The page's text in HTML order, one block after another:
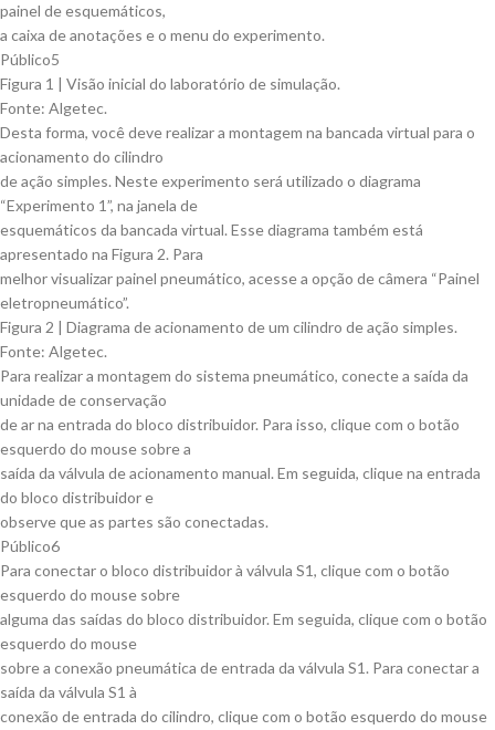
painel de esquemáticos,
a caixa de anotações e o menu do experimento.
Público5
Figura 1 | Visão inicial do laboratório de simulação.
Fonte: Algetec.
Desta forma, você deve realizar a montagem na bancada virtual para o
acionamento do cilindro
de ação simples. Neste experimento será utilizado o diagrama
“Experimento 1”, na janela de
esquemáticos da bancada virtual. Esse diagrama também está
apresentado na Figura 2. Para
melhor visualizar painel pneumático, acesse a opção de câmera “Painel
eletropneumático”.
Figura 2 | Diagrama de acionamento de um cilindro de ação simples.
Fonte: Algetec.
Para realizar a montagem do sistema pneumático, conecte a saída da
unidade de conservação
de ar na entrada do bloco distribuidor. Para isso, clique com o botão
esquerdo do mouse sobre a
saída da válvula de acionamento manual. Em seguida, clique na entrada
do bloco distribuidor e
observe que as partes são conectadas.
Público6
Para conectar o bloco distribuidor à válvula S1, clique com o botão
esquerdo do mouse sobre
alguma das saídas do bloco distribuidor. Em seguida, clique com o botão
esquerdo do mouse
sobre a conexão pneumática de entrada da válvula S1. Para conectar a
saída da válvula S1 à
conexão de entrada do cilindro, clique com o botão esquerdo do mouse